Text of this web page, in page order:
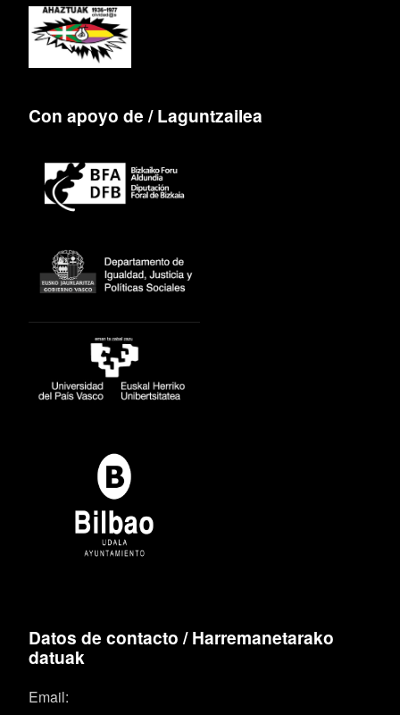
Con apoyo de / Laguntzailea
Datos de contacto / Harremanetarako
datuak
Email: